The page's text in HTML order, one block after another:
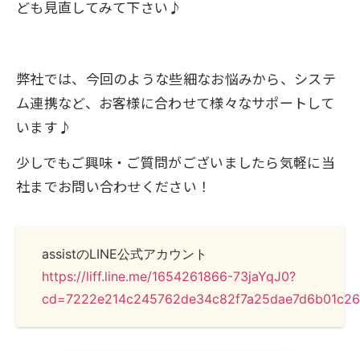
ども見直してみて下さい♪
弊社では、今回のような些細なお悩みから、システ
ム連携など、お客様に合わせて様々なサポートして
います♪
少しでもご興味・ご質問がございましたら気軽に当
社までお問い合わせください！
assistのLINE公式アカウント
https://liff.line.me/1654261866-73jaYqJ0?